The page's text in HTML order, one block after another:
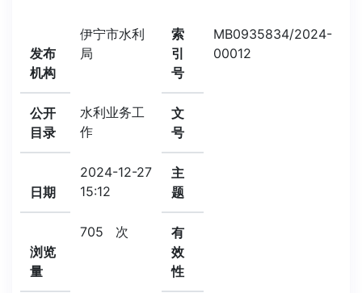
发布
机构
伊宁市水利
局
索
引
号
MB0935834/2024-
00012
公开
目录
水利业务工
作
文
号
日期
2024-12-27
15:12
主
题
浏览
量
705 次
有
效
性